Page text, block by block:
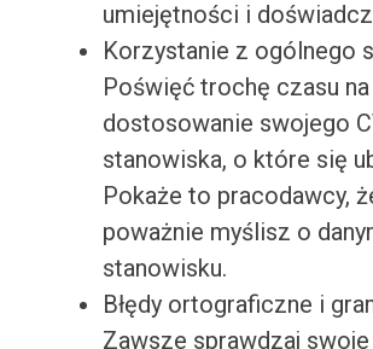
umiejętności i
Korzystanie z ogólnego
Poświęć trochę czasu na
dostosowanie swojego
stanowiska, o które się
Pokaże to pracodawcy,
poważnie myślisz o
stanowisku.
Błędy ortograficzne i
Zawsze sprawdzaj